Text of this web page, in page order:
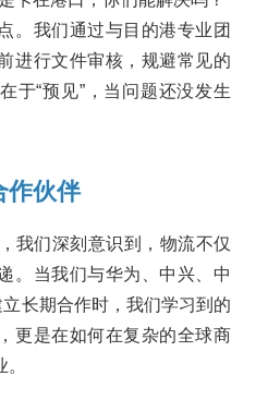
。我们通过与目的港专业团
进行文件审核，规避常见的
于“预见”，当问题还没发生
作伙伴
我们深刻意识到，物流不仅
。当我们与华为、中兴、中
长期合作时，我们学习到的
更是在如何在复杂的全球商